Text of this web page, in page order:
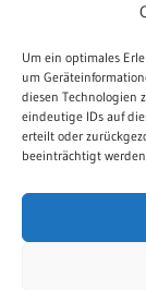
Um ein optimales
um
diesen Technologien
eindeutige IDs auf
erteilt oder
beeinträchtigt
Kontakt
Impressum